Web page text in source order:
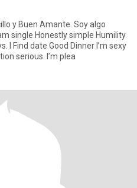
y Buen Amante. Soy algo
single Honestly simple Humility
I Find date Good Dinner I’m sexy
serious. I’m plea